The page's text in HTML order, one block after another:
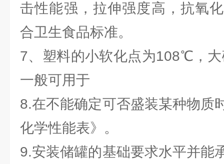
击性能强，拉伸强度高，抗氧
合卫生食品标准。
7、塑料的小软化点为108℃，
一般可用于
8.在不能确定可否盛装某种物质
化学性能表》。
9.安装储罐的基础要求水平并能